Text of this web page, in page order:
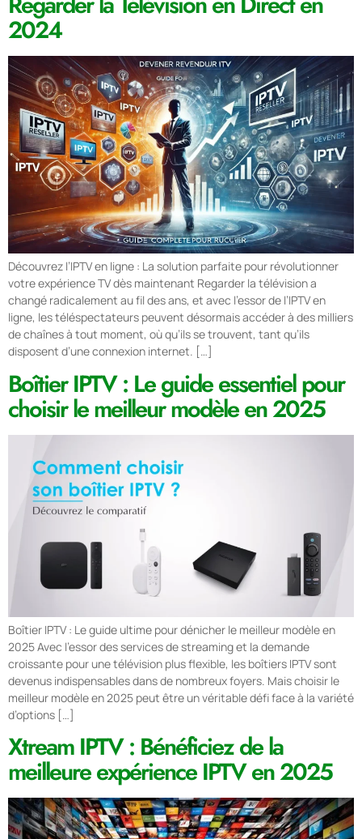
2024
Découvrez l’IPTV en ligne : La solution parfaite pour révolutionner
votre expérience TV dès maintenant Regarder la télévision a
changé radicalement au fil des ans, et avec l’essor de l’IPTV en
ligne, les téléspectateurs peuvent désormais accéder à des milliers
de chaînes à tout moment, où qu’ils se trouvent, tant qu’ils
disposent d’une connexion internet. […]
Boîtier IPTV : Le guide essentiel pour
choisir le meilleur modèle en 2025
Boîtier IPTV : Le guide ultime pour dénicher le meilleur modèle en
2025 Avec l’essor des services de streaming et la demande
croissante pour une télévision plus flexible, les boîtiers IPTV sont
devenus indispensables dans de nombreux foyers. Mais choisir le
meilleur modèle en 2025 peut être un véritable défi face à la variété
d’options […]
Xtream IPTV : Bénéficiez de la
meilleure expérience IPTV en 2025